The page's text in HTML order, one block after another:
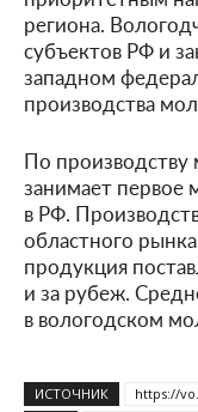
региона.
субъектов РФ и
западном
производства
По производству
занимает первое
в РФ.
областного
продукция
и за рубеж.
в вологодском
ИСТОЧНИК
https://